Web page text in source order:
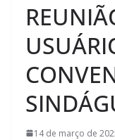
14 de março de